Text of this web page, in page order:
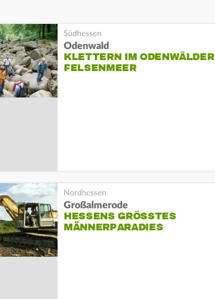
Odenwald
KLETTERN IM ODENWÄLDER
FELSENMEER
Großalmerode
HESSENS GRÖSSTES M
ÄNNERPARADIES